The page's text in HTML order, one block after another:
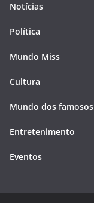
Notícias
Política
Mundo Miss
Cultura
Mundo dos famosos
Entretenimento
Eventos